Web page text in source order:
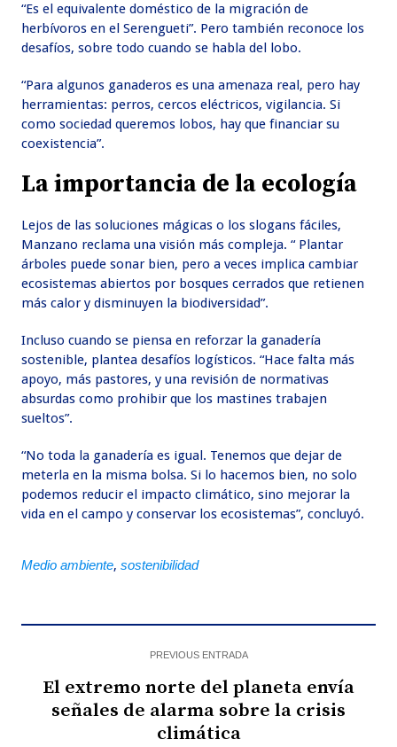
“Es el equivalente doméstico de la migración de
herbívoros en el Serengueti”. Pero también reconoce los
desafíos, sobre todo cuando se habla del lobo.
“Para algunos ganaderos es una amenaza real, pero hay
herramientas: perros, cercos eléctricos, vigilancia. Si
como sociedad queremos lobos, hay que financiar su
coexistencia”.
La importancia de la ecología
Lejos de las soluciones mágicas o los slogans fáciles,
Manzano reclama una visión más compleja. “ Plantar
árboles puede sonar bien, pero a veces implica cambiar
ecosistemas abiertos por bosques cerrados que retienen
más calor y disminuyen la biodiversidad”.
Incluso cuando se piensa en reforzar la ganadería
sostenible, plantea desafíos logísticos. “Hace falta más
apoyo, más pastores, y una revisión de normativas
absurdas como prohibir que los mastines trabajen
sueltos”.
“No toda la ganadería es igual. Tenemos que dejar de
meterla en la misma bolsa. Si lo hacemos bien, no solo
podemos reducir el impacto climático, sino mejorar la
vida en el campo y conservar los ecosistemas”, concluyó.
Medio ambiente,sostenibilidad
PREVIOUS ENTRADA
El extremo norte del planeta envía
señales de alarma sobre la crisis
climática